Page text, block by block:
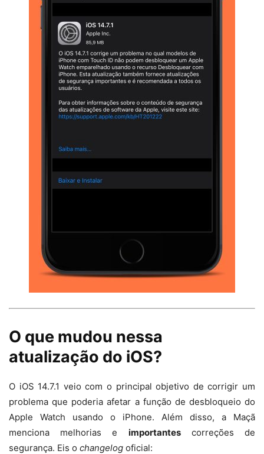
O que mudou nessa
atualização do iOS?
O iOS 14.7.1 veio com o principal objetivo de corrigir um
problema que poderia afetar a função de desbloqueio do
Apple Watch usando o iPhone. Além disso, a Maçã
menciona melhorias e importantescorreções de
segurança. Eis o changelog oficial: